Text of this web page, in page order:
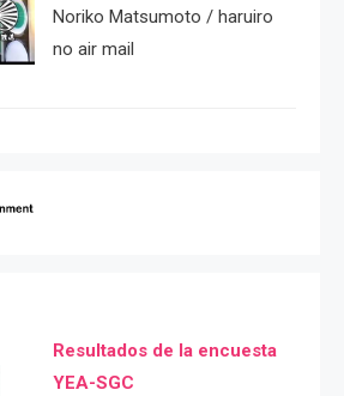
Noriko Matsumoto / haruiro
no air mail
Resultados de la encuesta
YEA-SGC